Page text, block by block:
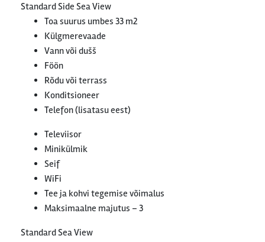
Standard Side Sea View
Toa suurus umbes 33 m2
Külgmerevaade
Vann või dušš
Föön
Rõdu või terrass
Konditsioneer
Telefon (lisatasu eest)
Televiisor
Minikülmik
Seif
WiFi
Tee ja kohvi tegemise võimalus
Maksimaalne majutus – 3
Standard Sea View